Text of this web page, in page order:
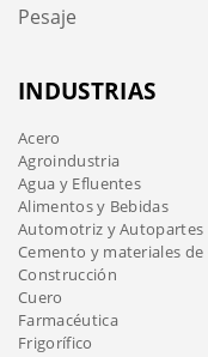
Pesaje
INDUSTRIAS
Acero
Agroindustria
Agua y Efluentes
Alimentos y Bebidas
Automotriz y Autopartes
Cemento y materiales
Construcción
Cuero
Farmacéutica
Frigorífico